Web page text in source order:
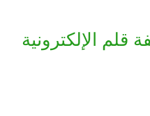
قلم الإلكترونية